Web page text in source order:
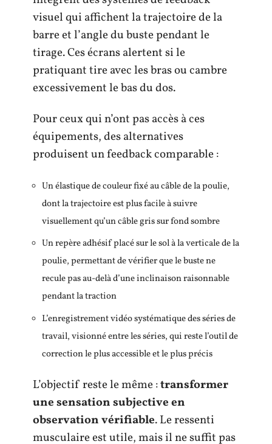
visuel qui affichent la trajectoire de la
barre et l’angle du buste pendant le
tirage. Ces écrans alertent si le
pratiquant tire avec les bras ou cambre
excessivement le bas du dos.
Pour ceux qui n’ont pas accès à ces
équipements, des alternatives
produisent un feedback comparable :
Un élastique de couleur fixé au câble de la poulie,
dont la trajectoire est plus facile à suivre
visuellement qu’un câble gris sur fond sombre
Un repère adhésif placé sur le sol à la verticale de la
poulie, permettant de vérifier que le buste ne
recule pas au-delà d’une inclinaison raisonnable
pendant la traction
L’enregistrement vidéo systématique des séries de
travail, visionné entre les séries, qui reste l’outil de
correction le plus accessible et le plus précis
L’objectif reste le même :transformer
une sensation subjective en
observation vérifiable. Le ressenti
musculaire est utile, mais il ne suffit pas